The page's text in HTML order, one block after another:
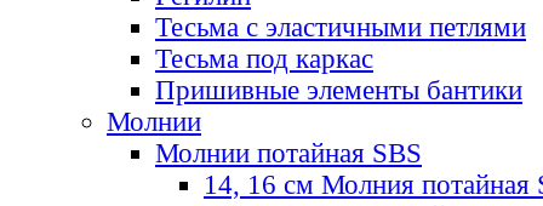
Тесьма с эластичными петлями
Тесьма под каркас
Пришивные элементы бантики
Молнии
Молнии потайная SBS
14, 16 см Молния потайная